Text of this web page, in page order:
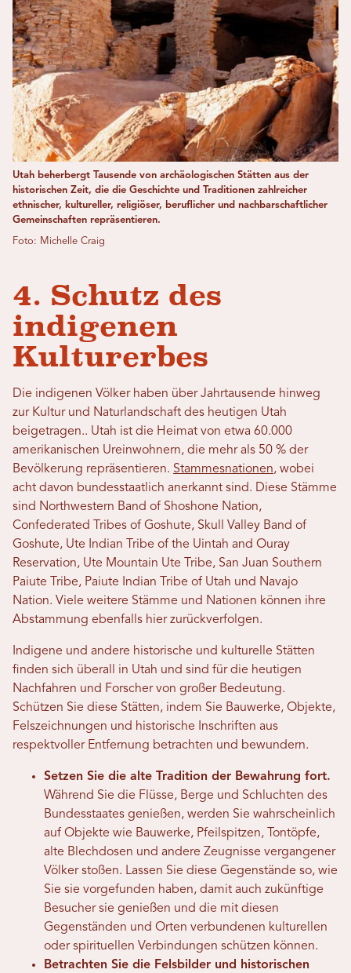
Utah beherbergt Tausende von archäologischen Stätten aus der
historischen Zeit, die die Geschichte und Traditionen zahlreicher
ethnischer, kultureller, religiöser, beruflicher und nachbarschaftlicher
Gemeinschaften repräsentieren.
Foto: Michelle Craig
4. Schutz des
indigenen
Kulturerbes
Die indigenen Völker haben über Jahrtausende hinweg
zur Kultur und Naturlandschaft des heutigen Utah
beigetragen.. Utah ist die Heimat von etwa 60.000
amerikanischen Ureinwohnern, die mehr als 50 % der
Bevölkerung repräsentieren. Stammesnationen, wobei
acht davon bundesstaatlich anerkannt sind. Diese Stämme
sind Northwestern Band of Shoshone Nation,
Confederated Tribes of Goshute, Skull Valley Band of
Goshute, Ute Indian Tribe of the Uintah and Ouray
Reservation, Ute Mountain Ute Tribe, San Juan Southern
Paiute Tribe, Paiute Indian Tribe of Utah und Navajo
Nation. Viele weitere Stämme und Nationen können ihre
Abstammung ebenfalls hier zurückverfolgen.
Indigene und andere historische und kulturelle Stätten
finden sich überall in Utah und sind für die heutigen
Nachfahren und Forscher von großer Bedeutung.
Schützen Sie diese Stätten, indem Sie Bauwerke, Objekte,
Felszeichnungen und historische Inschriften aus
respektvoller Entfernung betrachten und bewundern.
Setzen Sie die alte Tradition der Bewahrung fort.
Während Sie die Flüsse, Berge und Schluchten des
Bundesstaates genießen, werden Sie wahrscheinlich
auf Objekte wie Bauwerke, Pfeilspitzen, Tontöpfe,
alte Blechdosen und andere Zeugnisse vergangener
Völker stoßen. Lassen Sie diese Gegenstände so, wie
Sie sie vorgefunden haben, damit auch zukünftige
Besucher sie genießen und die mit diesen
Gegenständen und Orten verbundenen kulturellen
oder spirituellen Verbindungen schützen können.
Betrachten Sie die Felsbilder und historischen